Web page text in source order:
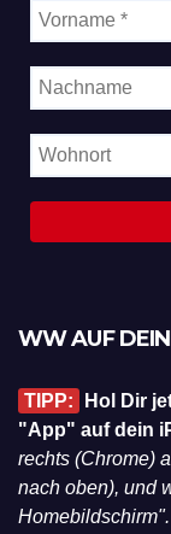
WW AUF
TIPP:
Hol Dir
"App" auf dein
rechts (Chrome)
nach oben), und
Homebildschirm".